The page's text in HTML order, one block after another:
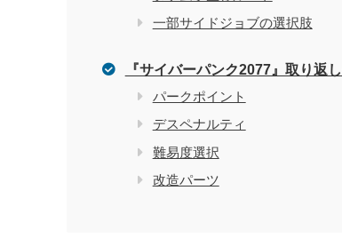
一部サイドジョブの選択肢
『サイバーパンク2077』取り返
パークポイント
デスペナルティ
難易度選択
改造パーツ